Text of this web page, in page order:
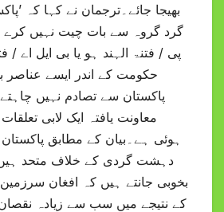
بھیجا جائے۔ترجمان نے کہا کہ
گرد گروہ سے بات چیت نہیں کرے
پی / فتنۃ الہند ہو یا بی ایل اے /
حکومت کے اندر ایسے عناصر
پاکستان سے تصادم نہیں
معاونت یافتہ ایک لابی
ہوئی ہے۔بیان کے مطابق پاکستان
دہشت گردی کے خلاف متحد
بخوبی جانتے ہیں کہ افغان
کے نتیجے میں سب سے زیادہ نقصان